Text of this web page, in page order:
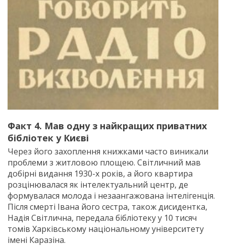
Факт 4. Мав одну з найкращих приватних
бібліотек у Києві
Через його захоплення книжками часто виникали
проблеми з житловою площею. Світличний мав
добірні видання 1930-х років, а його квартира
розцінювалася як інтелектуальний центр, де
формувалася молода і незаангажована інтелігенція.
Після смерті Івана його сестра, також дисидентка,
Надія Світлична, передала бібліотеку у 10 тисяч
томів Харківському національному університету
імені Каразіна.